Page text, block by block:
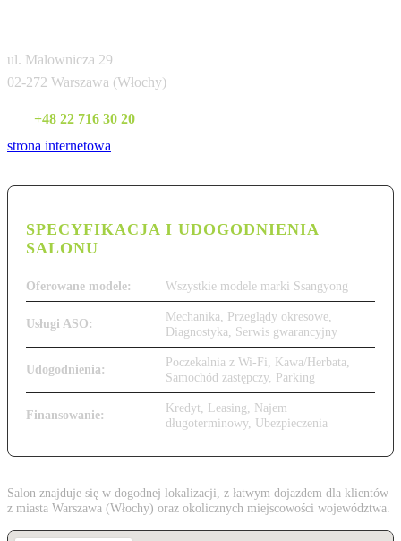
ul. Malownicza 29
02-272 Warszawa (Włochy)
+48 22 716 30 20
strona internetowa
SPECYFIKACJA I UDOGODNIENIA
SALONU
Oferowane modele: Wszystkie modele marki Ssangyong
Usługi ASO:
Mechanika, Przeglądy okresowe,
Diagnostyka, Serwis gwarancyjny
Udogodnienia:
Poczekalnia z Wi-Fi, Kawa/Herbata,
Samochód zastępczy, Parking
Finansowanie:
Kredyt, Leasing, Najem
długoterminowy, Ubezpieczenia
Salon znajduje się w dogodnej lokalizacji, z łatwym dojazdem dla klientów
z miasta Warszawa (Włochy) oraz okolicznych miejscowości województwa.